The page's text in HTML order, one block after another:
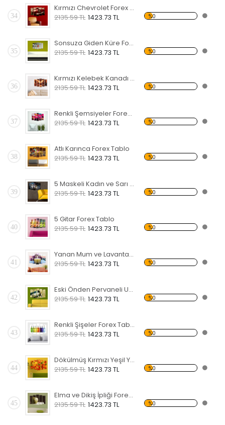
34
Kırmızı Chevrolet Forex Tablo
2135.59 TL 1423.73 TL %0
35
Sonsuza Giden Küre Forex Tablo
2135.59 TL 1423.73 TL %0
36
Kırmızı Kelebek Kanadı Forex Tablo
2135.59 TL 1423.73 TL %0
37
Renkli Şemsiyeler Forex Tablo
2135.59 TL 1423.73 TL %0
38
Atlı Karınca Forex Tablo
2135.59 TL 1423.73 TL %0
39
5 Maskeli Kadın ve Sarı Koltuk Forex Tablo
2135.59 TL 1423.73 TL %0
40
5 Gitar Forex Tablo
2135.59 TL 1423.73 TL %0
41
Yanan Mum ve Lavanta Forex Tablo
2135.59 TL 1423.73 TL %0
42
Eski Önden Pervaneli Uçak Forex Tablo
2135.59 TL 1423.73 TL %0
43
Renkli Şişeler Forex Tablo
2135.59 TL 1423.73 TL %0
44
Dökülmüş Kırmızı Yeşil Yapraklar Forex Tablo
2135.59 TL 1423.73 TL %0
45
Elma ve Dikiş İpliği Forex Tablo
2135.59 TL 1423.73 TL %0